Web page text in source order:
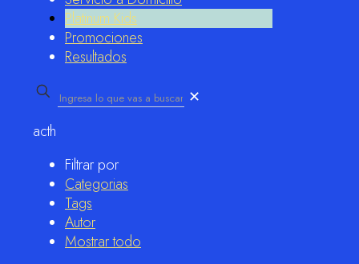
Platinum Kids
Promociones
Resultados
✕
acth
Filtrar por
Categorias
Tags
Autor
Mostrar todo